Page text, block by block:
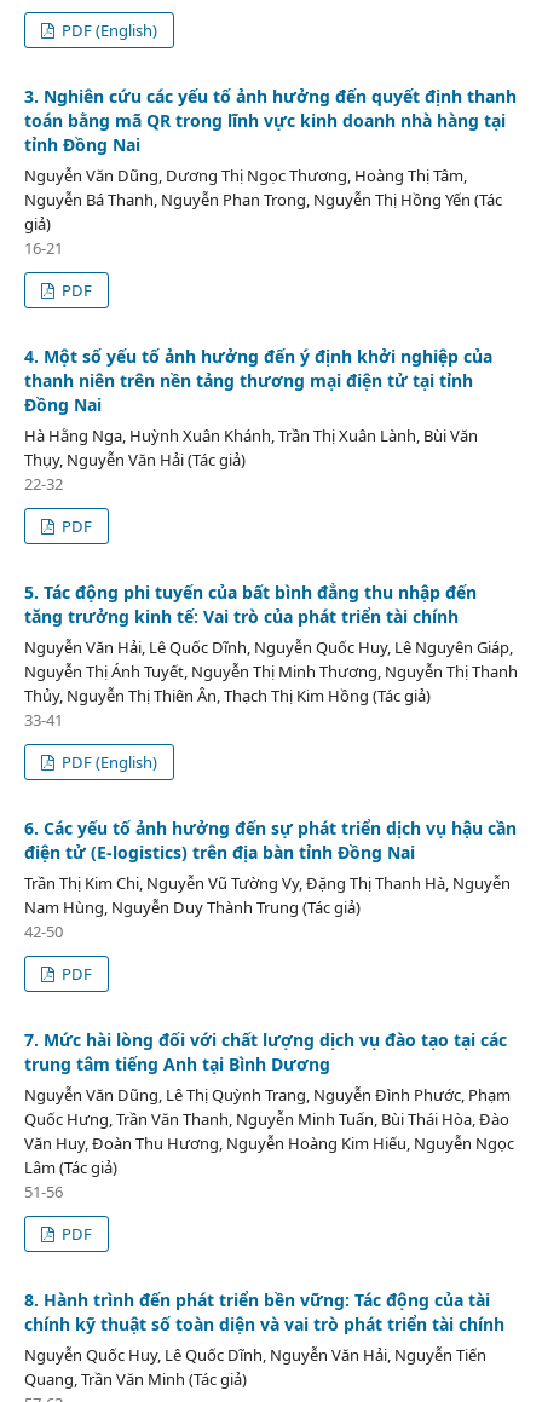
PDF (English)
3. Nghiên cứu các yếu tố ảnh hưởng đến quyết định thanh
toán bằng mã QR trong lĩnh vực kinh doanh nhà hàng tại
tỉnh Đồng Nai
Nguyễn Văn Dũng, Dương Thị Ngọc Thương, Hoàng Thị Tâm,
Nguyễn Bá Thanh, Nguyễn Phan Trong, Nguyễn Thị Hồng Yến (Tác
giả)
16-21
PDF
4. Một số yếu tố ảnh hưởng đến ý định khởi nghiệp của
thanh niên trên nền tảng thương mại điện tử tại tỉnh
Đồng Nai
Hà Hằng Nga, Huỳnh Xuân Khánh, Trần Thị Xuân Lành, Bùi Văn
Thụy, Nguyễn Văn Hải (Tác giả)
22-32
PDF
5. Tác động phi tuyến của bất bình đẳng thu nhập đến
tăng trưởng kinh tế: Vai trò của phát triển tài chính
Nguyễn Văn Hải, Lê Quốc Dĩnh, Nguyễn Quốc Huy, Lê Nguyên Giáp,
Nguyễn Thị Ánh Tuyết, Nguyễn Thị Minh Thương, Nguyễn Thị Thanh
Thủy, Nguyễn Thị Thiên Ân, Thạch Thị Kim Hồng (Tác giả)
33-41
PDF (English)
6. Các yếu tố ảnh hưởng đến sự phát triển dịch vụ hậu cần
điện tử (E-logistics) trên địa bàn tỉnh Đồng Nai
Trần Thị Kim Chi, Nguyễn Vũ Tường Vy, Đặng Thị Thanh Hà, Nguyễn
Nam Hùng, Nguyễn Duy Thành Trung (Tác giả)
42-50
PDF
7. Mức hài lòng đối với chất lượng dịch vụ đào tạo tại các
trung tâm tiếng Anh tại Bình Dương
Nguyễn Văn Dũng, Lê Thị Quỳnh Trang, Nguyễn Đình Phước, Phạm
Quốc Hưng, Trần Văn Thanh, Nguyễn Minh Tuấn, Bùi Thái Hòa, Đào
Văn Huy, Đoàn Thu Hương, Nguyễn Hoàng Kim Hiếu, Nguyễn Ngọc
Lâm (Tác giả)
51-56
PDF
8. Hành trình đến phát triển bền vững: Tác động của tài
chính kỹ thuật số toàn diện và vai trò phát triển tài chính
Nguyễn Quốc Huy, Lê Quốc Dĩnh, Nguyễn Văn Hải, Nguyễn Tiến
Quang, Trần Văn Minh (Tác giả)